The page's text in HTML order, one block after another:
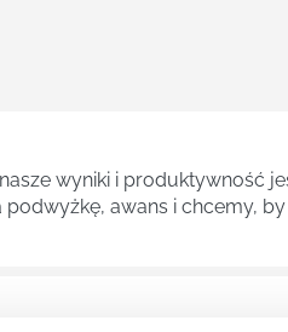
wyniki i produktywność
awans i chcemy, by